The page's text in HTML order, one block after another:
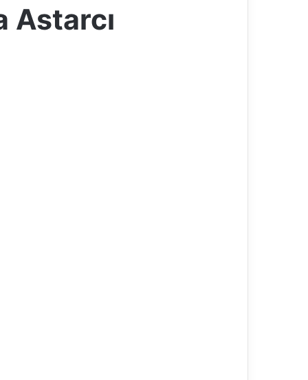
Astarcı